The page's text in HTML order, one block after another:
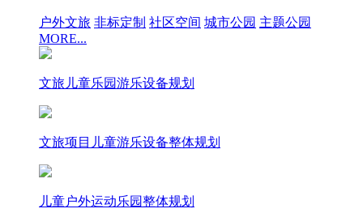
户外文旅 非标定制 社区空间 城市公园 主题公园
MORE...
文旅儿童乐园游乐设备规划
文旅项目儿童游乐设备整体规划
儿童户外运动乐园整体规划